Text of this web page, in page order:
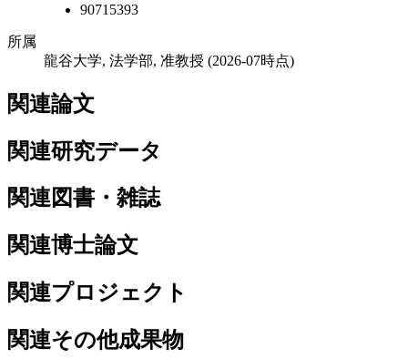
90715393
所属
龍谷大学, 法学部, 准教授 (2026-07時点)
関連論文
関連研究データ
関連図書・雑誌
関連博士論文
関連プロジェクト
関連その他成果物